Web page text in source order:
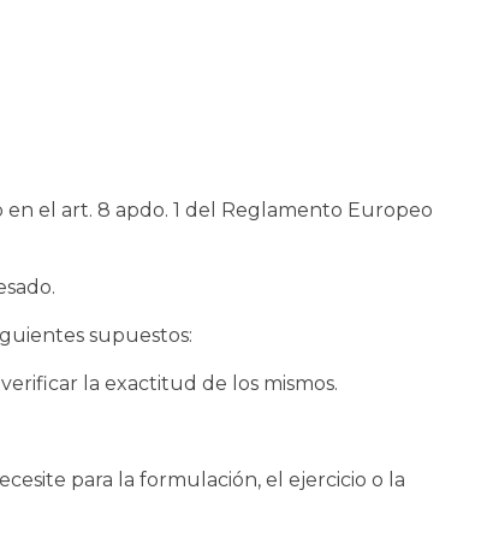
el art. 8 apdo. 1 del Reglamento Europeo
supuestos:
la exactitud de los mismos.
para la formulación, el ejercicio o la